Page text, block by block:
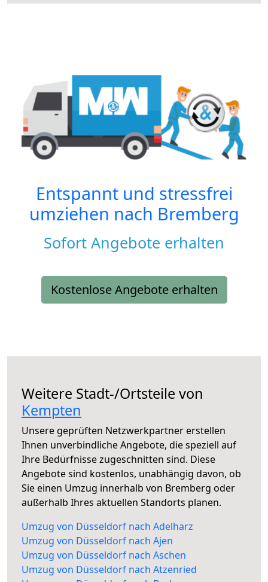
Entspannt und stressfrei
umziehen nach Bremberg
Sofort Angebote erhalten
Kostenlose Angebote erhalten
Weitere Stadt-/Ortsteile von
Kempten
Unsere geprüften Netzwerkpartner erstellen
Ihnen unverbindliche Angebote, die speziell auf
Ihre Bedürfnisse zugeschnitten sind. Diese
Angebote sind kostenlos, unabhängig davon, ob
Sie einen Umzug innerhalb von Bremberg oder
außerhalb Ihres aktuellen Standorts planen.
Umzug von Düsseldorf nach Adelharz
Umzug von Düsseldorf nach Ajen
Umzug von Düsseldorf nach Aschen
Umzug von Düsseldorf nach Atzenried